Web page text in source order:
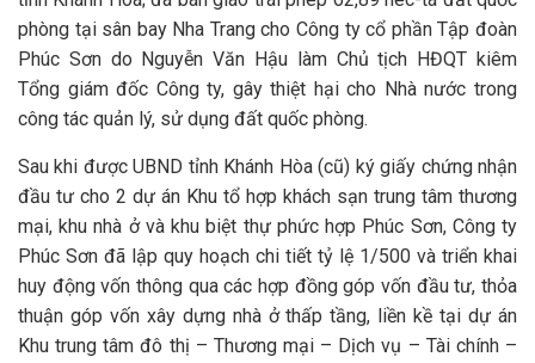
phòng tại sân bay Nha Trang cho Công ty cổ phần Tập đoàn
Phúc Sơn do Nguyễn Văn Hậu làm Chủ tịch HĐQT kiêm
Tổng giám đốc Công ty, gây thiệt hại cho Nhà nước trong
công tác quản lý, sử dụng đất quốc phòng.
Sau khi được UBND tỉnh Khánh Hòa (cũ) ký giấy chứng nhận
đầu tư cho 2 dự án Khu tổ hợp khách sạn trung tâm thương
mại, khu nhà ở và khu biệt thự phức hợp Phúc Sơn, Công ty
Phúc Sơn đã lập quy hoạch chi tiết tỷ lệ 1/500 và triển khai
huy động vốn thông qua các hợp đồng góp vốn đầu tư, thỏa
thuận góp vốn xây dựng nhà ở thấp tầng, liền kề tại dự án
Khu trung tâm đô thị – Thương mại – Dịch vụ – Tài chính –